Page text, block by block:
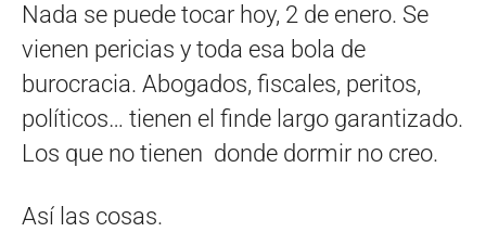
Nada se puede tocar hoy, 2 de enero. Se
vienen pericias y toda esa bola de
burocracia. Abogados, fiscales, peritos,
políticos… tienen el finde largo garantizado.
Los que no tienen donde dormir no creo.
Así las cosas.